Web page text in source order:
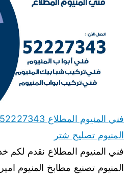
المنيوم تصليح شتر
فني المنيوم المطلاع نقدم
المنيوم تصنيع مطابخ المنيوم